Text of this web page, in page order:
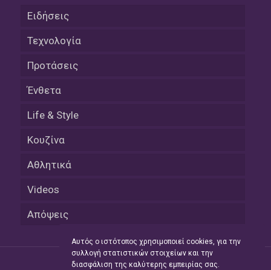
Ειδήσεις
Τεχνολογία
Προτάσεις
Ένθετα
Life & Style
Κουζίνα
Αθλητικά
Videos
Απόψεις
Αυτός ο ιστότοπος χρησιμοποιεί cookies, για την
συλλογή στατιστικών στοιχείων και την
διασφάλιση της καλύτερης εμπειρίας σας.